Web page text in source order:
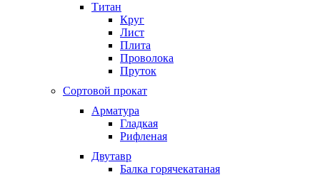
Титан
Круг
Лист
Плита
Проволока
Пруток
Сортовой прокат
Арматура
Гладкая
Рифленая
Двутавр
Балка горячекатаная